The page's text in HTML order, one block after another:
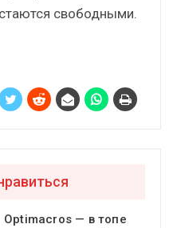
свободными.
Optimacros — в топе